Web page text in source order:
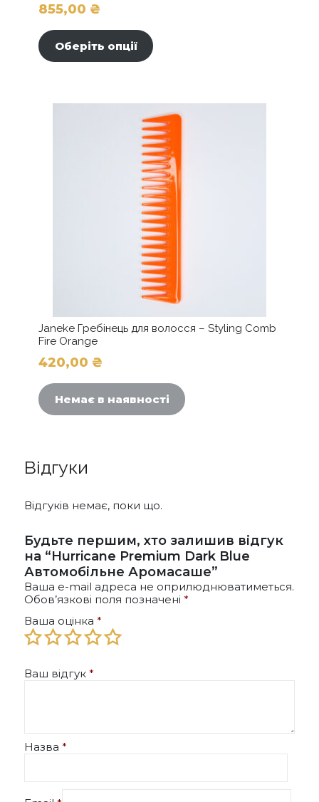
855,00 ₴
Оберіть опції
Параметри
можна
вибрати
на
сторінці
товару
Janeke Гребінець для волосся – Styling Comb
Fire Orange
420,00 ₴
Немає в наявності
Відгуки
Відгуків немає, поки що.
Будьте першим, хто залишив відгук
на “Hurricane Premium Dark Blue
Автомобільне Аромасаше”
Ваша e-mail адреса не оприлюднюватиметься.
Обов’язкові поля позначені *
Ваша оцінка *
Ваш відгук *
Назва *